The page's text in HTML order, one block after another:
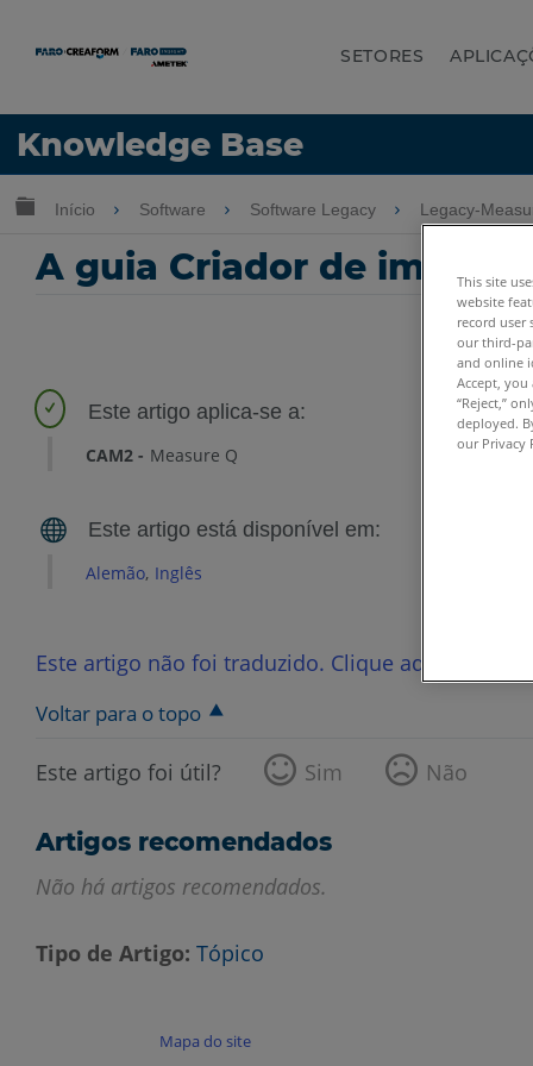
SETORES
Knowledge Base
Idioma
Expandir/recolher hierarquia global
Início Software Software Legacy Legacy-
A guia Criador de
CAM2 Measure Q
Alemão Inglês
Este artigo não foi traduzido. Clique aqui para
Voltar para o topo
Este artigo foi útil? Sim Não
Artigos recomendados
Não há artigos recomendados.
Tipo de Artigo Tópico
Mapa do site
This site
website
record user
our third-
and online
Accept,
“Reject,”
deployed.
our Privacy